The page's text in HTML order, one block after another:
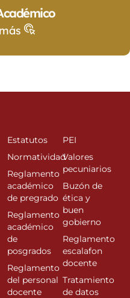
Estatutos
Normatividad
Reglamento
académico
de pregrado
Reglamento
académico
de
posgrados
Reglamento
del personal
docente
PEI
Valores
pecuniarios
Buzón de
ética y
buen
gobierno
Reglamento
escalafon
docente
Tratamiento
de datos